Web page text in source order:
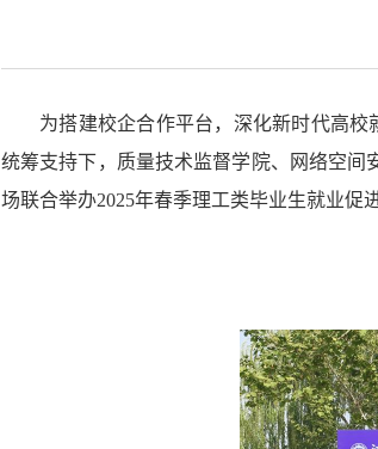
为搭建校企合作平台，深化新时代高校
统筹支持下， 质量技术监督学院、网络空间
场联合举办2025年春季理工类毕业生就业促